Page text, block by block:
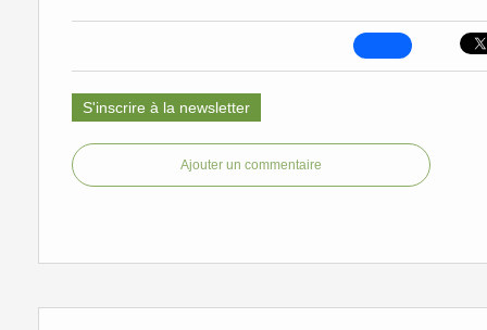
S'inscrire à la newsletter
Ajouter un commentaire